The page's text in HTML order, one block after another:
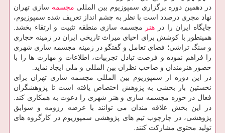
در دهمین دوره برگزاری سمپوزیوم بین المللی مجسمه سازی تهران
نهاد مجری درصدد است با نظر به چشم انداز تعریف شده سمپوزیوم،
جایگاه ایران را در هنر
مجسمه سازی منطقه تثبیت و ارتقاء بخشد.
همینطور با کوشش برای احیای میراث تاریخی ایران در زمینه حجاری
و سنگ تراشی؛ فضای تعامل و گفتگو در زمینه مجسمه سازی شهری
را فراهم نموده و فرصت تبادل تجربیات، اطلاعات و مهارت ها را با
حضور هنرمندان و صاحب نظران بین المللی و ملی ایجاد نماید.
در این دوره از سمپوزیوم بین المللی مجسمه سازی تهران برای
نخستین بار بخشی به پژوهش اختصاص یافته است تا پژوهشگران
فعال در حوزه مجسمه سازی و هنر شهری را دعوت به همکاری کند.
در این بخش علاقه مندان می توانند با عرضه رزومه و سوابق
پژوهشی، در چارچوب تیم های پژوهشی سمپوزیوم در کارگروه های
تولید محتوی مشارکت کنند.